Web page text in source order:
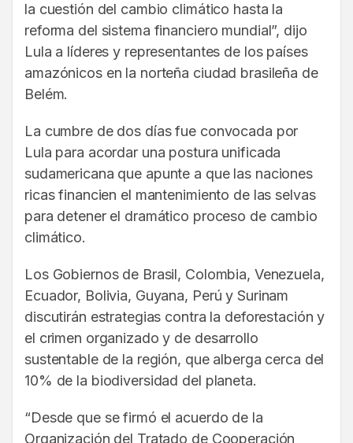
la cuestión del cambio climático hasta la
reforma del sistema financiero mundial”, dijo
Lula a líderes y representantes de los países
amazónicos en la norteña ciudad brasileña de
Belém.
La cumbre de dos días fue convocada por
Lula para acordar una postura unificada
sudamericana que apunte a que las naciones
ricas financien el mantenimiento de las selvas
para detener el dramático proceso de cambio
climático.
Los Gobiernos de Brasil, Colombia, Venezuela,
Ecuador, Bolivia, Guyana, Perú y Surinam
discutirán estrategias contra la deforestación y
el crimen organizado y de desarrollo
sustentable de la región, que alberga cerca del
10% de la biodiversidad del planeta.
“Desde que se firmó el acuerdo de la
Organización del Tratado de Cooperación